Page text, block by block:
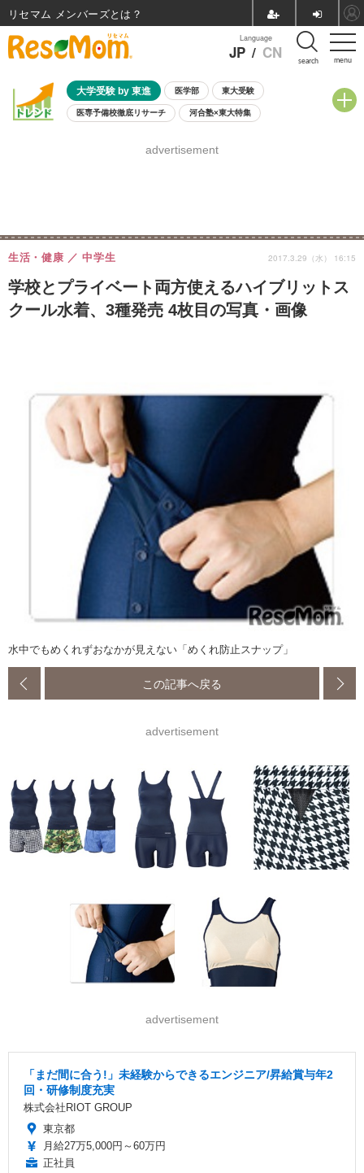
menu
Language
JP / CN search
大学受験 by 東進 医学部 東大受験
医専予備校徹底リサーチ 河合塾×東大特集
8月開催学校説明会・相談会
advertisement
学校とプライベート両方使えるハイブリットス
クール水着、3種発売 4枚目の写真・画像
生活・健康 中学生 2017.3.29（水） 16:15
水中でもめくれずおなかが見えない「めくれ防止スナップ」
この記事へ戻る
advertisement
advertisement
「まだ間に合う!」未経験からできるエンジニア/昇給賞与年2
回・研修制度充実
株式会社RIOT GROUP
東京都
月給27万5,000円～60万円
正社員
リセマム メンバーズ